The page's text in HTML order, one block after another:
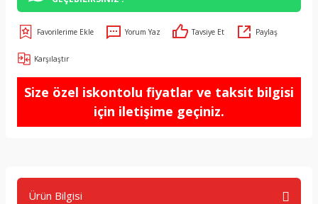
Yorum Yaz Tavsiye Et Paylaş
Karşılaştır
Size özel iskontolu fiyatlar ve taksit bilgisi
için iletişime geçiniz.
Ürün Bilgisi